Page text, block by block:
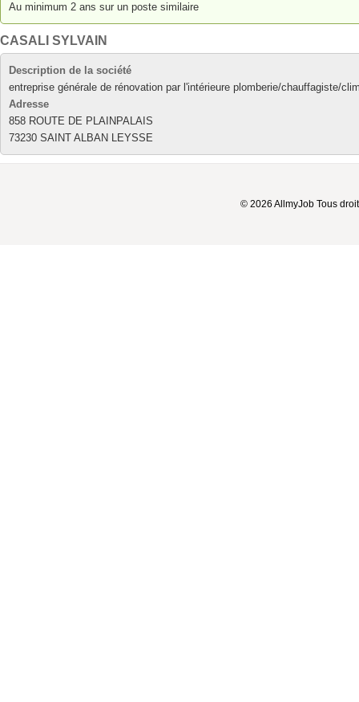
Au minimum 2 ans sur un poste similaire
CASALI SYLVAIN
Description de la société
entreprise générale de rénovation par l'intérieure plomberie/chauffagiste/
Adresse
858 ROUTE DE PLAINPALAIS
73230 SAINT ALBAN LEYSSE
© 2026 AllmyJob Tous